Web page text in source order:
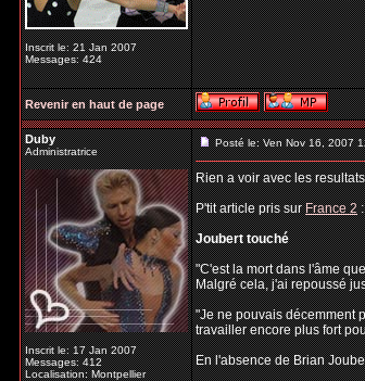
Inscrit le: 21 Jan 2007
Messages: 424
Revenir en haut de page
Duby
Administratrice
Inscrit le: 17 Jan 2007
Messages: 412
Localisation: Montpellier
Posté le: Ven Nov 16, 2007
Rien a voir avec les
P'tit article pris surFrance 2:
Joubert touché
"C'est la mort dans l'âme
Malgré cela, j'ai repoussé
"Je ne pouvais décemment
travailler encore plus fort
En l'absence de Brian